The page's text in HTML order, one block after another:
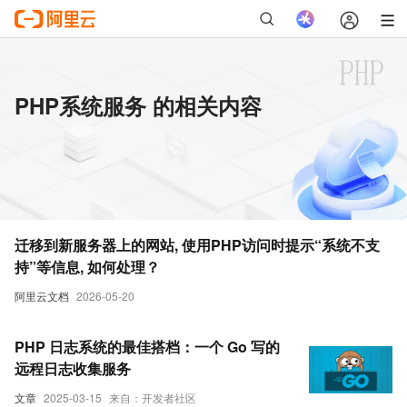
PHP系统服务 的相关内容
阿里云文档 2026-05-20
迁移到新服务器上的网站, 使用PHP访问时提示“系统不支
持”等信息, 如何处理？
文章 2025-03-15 来自：开发者社区
PHP 日志系统的最佳搭档：一个 Go 写的
远程日志收集服务